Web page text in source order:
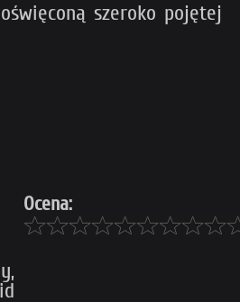
szeroko pojętej
Ocena: